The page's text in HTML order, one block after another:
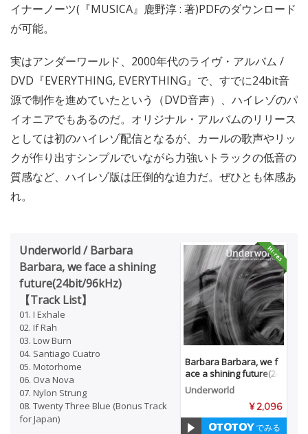
イナーノーツ(『MUSICA』鹿野淳 : 著)PDFのダウンロード
が可能。
実はアンダーワールド、2000年代のライヴ・アルバム /
DVD『EVERYTHING, EVERYTHING』で、すでに24bit音
源で制作を進めていたという（DVD音声）、ハイレゾのパ
イオニアでもあるのだ。オリジナル・アルバムのリリース
としては初のハイレゾ配信となるが、カールの歌声やリッ
クが作り出すシンプルでいながら力強いトラックの低音の
質感など、ハイレゾ版は圧倒的な迫力だ。ぜひとも体感あ
れ。
Barbara Barbara, we f
ace a shining future(24
bit/96kHz)
Underworld
¥ 2,096
でみる
Underworld / Barbara
Barbara, we face a shining
future(24bit/96kHz)
【Track List】
01. I Exhale
02. If Rah
03. Low Burn
04. Santiago Cuatro
05. Motorhome
06. Ova Nova
07. Nylon Strung
08. Twenty Three Blue (Bonus Track
for Japan)